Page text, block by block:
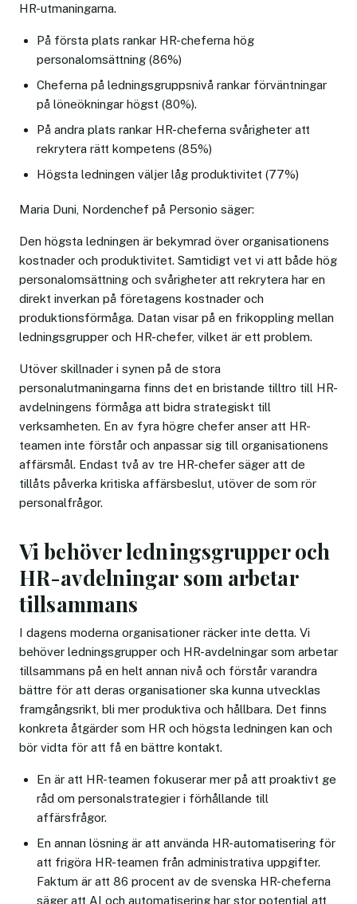
HR-utmaningarna.
På första plats rankar HR-cheferna hög
personalomsättning (86%)
Cheferna på ledningsgruppsnivå rankar förväntningar
på löneökningar högst (80%).
På andra plats rankar HR-cheferna svårigheter att
rekrytera rätt kompetens (85%)
Högsta ledningen väljer låg produktivitet (77%)
Maria Duni, Nordenchef på Personio säger:
Den högsta ledningen är bekymrad över organisationens
kostnader och produktivitet. Samtidigt vet vi att både hög
personalomsättning och svårigheter att rekrytera har en
direkt inverkan på företagens kostnader och
produktionsförmåga. Datan visar på en frikoppling mellan
ledningsgrupper och HR-chefer, vilket är ett problem.
Utöver skillnader i synen på de stora
personalutmaningarna finns det en bristande tilltro till HR-
avdelningens förmåga att bidra strategiskt till
verksamheten. En av fyra högre chefer anser att HR-
teamen inte förstår och anpassar sig till organisationens
affärsmål. Endast två av tre HR-chefer säger att de
tillåts påverka kritiska affärsbeslut, utöver de som rör
personalfrågor.
Vi behöver ledningsgrupper och
HR-avdelningar som arbetar
tillsammans
I dagens moderna organisationer räcker inte detta. Vi
behöver ledningsgrupper och HR-avdelningar som arbetar
tillsammans på en helt annan nivå och förstår varandra
bättre för att deras organisationer ska kunna utvecklas
framgångsrikt, bli mer produktiva och hållbara. Det finns
konkreta åtgärder som HR och högsta ledningen kan och
bör vidta för att få en bättre kontakt.
En är att HR-teamen fokuserar mer på att proaktivt ge
råd om personalstrategier i förhållande till
affärsfrågor.
En annan lösning är att använda HR-automatisering för
att frigöra HR-teamen från administrativa uppgifter.
Faktum är att 86 procent av de svenska HR-cheferna
säger att AI och automatisering har stor potential att